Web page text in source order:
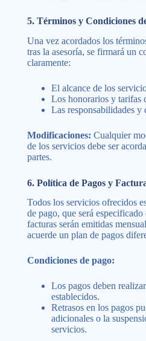
5. Términos y Condiciones
Una vez acordados los
tras la asesoría, se firmará un
claramente:
El alcance de los
Los honorarios y tarifas
Las responsabilidades y
Modificaciones: Cualquier
de los servicios debe ser
partes.
6. Política de Pagos y
Todos los servicios ofrecidos
de pago, que será
facturas serán emitidas
acuerde un plan de pagos
Condiciones de pago:
Los pagos deben
establecidos.
Retrasos en los pagos
adicionales o la
servicios.